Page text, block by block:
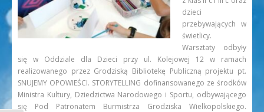
dzieci
przebywających w
świetlicy.
Warsztaty odbyły
się w Oddziale dla Dzieci przy ul. Kolejowej 12 w ramach
realizowanego przez Grodziską Bibliotekę Publiczną projektu pt.
SNUJEMY OPOWIEŚCI. STORYTELLING dofinansowanego ze środków
Ministra Kultury, Dziedzictwa Narodowego i Sportu, odbywającego
się Pod Patronatem Burmistrza Grodziska Wielkopolskiego.